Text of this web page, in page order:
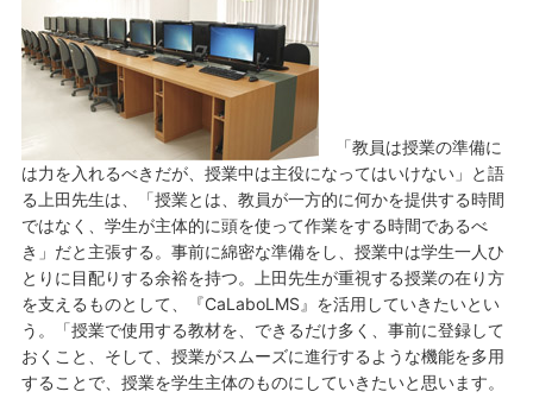
「教員は授業の準備に
は力を入れるべきだが、授業中は主役になってはいけない」と語
る上田先生は、「授業とは、教員が一方的に何かを提供する時間
ではなく、学生が主体的に頭を使って作業をする時間であるべ
き」だと主張する。事前に綿密な準備をし、授業中は学生一人ひ
とりに目配りする余裕を持つ。上田先生が重視する授業の在り方
を支えるものとして、『CaLaboLMS』を活用していきたいとい
う。「授業で使用する教材を、できるだけ多く、事前に登録して
おくこと、そして、授業がスムーズに進行するような機能を多用
することで、授業を学生主体のものにしていきたいと思います。